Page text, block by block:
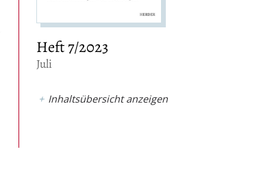
Heft 7/2023
:
Juli
Inhaltsübersicht anzeigen